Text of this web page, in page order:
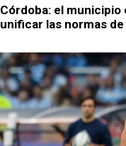
Córdoba: el
unificar las normas